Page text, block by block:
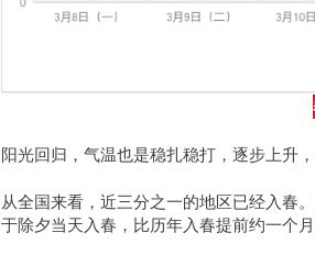
阳光回归，气温也是稳扎稳打，逐步上升
从全国来看，近三分之一的地区已经入春
于除夕当天入春，比历年入春提前约一个